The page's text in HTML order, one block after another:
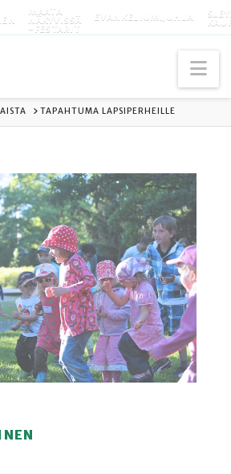
MAATA
NÄKYVISSÄ
-FESTARIT
EVANKELIUMIJUHLA
TAPAHTUMA LAPSIPERHEILLE